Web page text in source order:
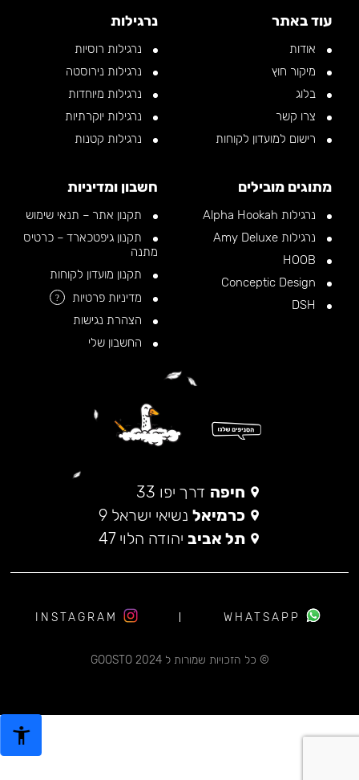
עוד באתר
אודות
מיקור חוץ
בלוג
צרו קשר
רישום למועדון לקוחות
נרגילות
נרגילות רוסיות
נרגילות נירוסטה
נרגילות מיוחדות
נרגילות יוקרתיות
נרגילות קטנות
מתוגים מובילים
נרגילות Alpha Hookah
נרגילות Amy Deluxe
חשבון ומדיניות
תקנון אתר – תנאי שימוש
תקנון גיפטכארד – כרטיס
מתנה
תקנון מועדון לקוחות
מדיניות פרטיות
?
הצהרת נגישות
החשבון שלי
חיפה דרך יפו 33
כרמיאל נשיאי ישראל 9
תל אביב יהודה הלוי 47
© כל הזכויות שמורות ל 2024 GOOSTO
WHATSAPP
INSTAGRAM